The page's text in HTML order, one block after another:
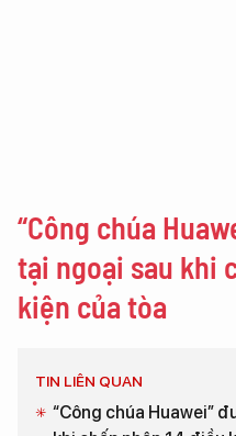
“Công chúa
tại ngoại sau khi
kiện của tòa
TIN LIÊN QUAN
“Công chúa Huawei”